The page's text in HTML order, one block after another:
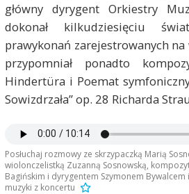
główny dyrygent Orkiestry
dokonał kilkudziesięciu
prawykonań zarejestrowanych
przypomniał ponadto
Hindertüra i Poemat
Sowizdrzała” op. 28 Richarda
Posłuchaj rozmowy ze skrzypaczką Marią
wiolonczelistką Zuzanną Sosnowską,
Bagińskim i dyrygentem Szymonem
muzyki z koncertu